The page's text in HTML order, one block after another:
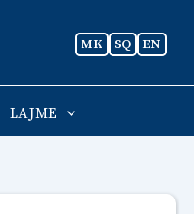
MK SQ EN
LAJME